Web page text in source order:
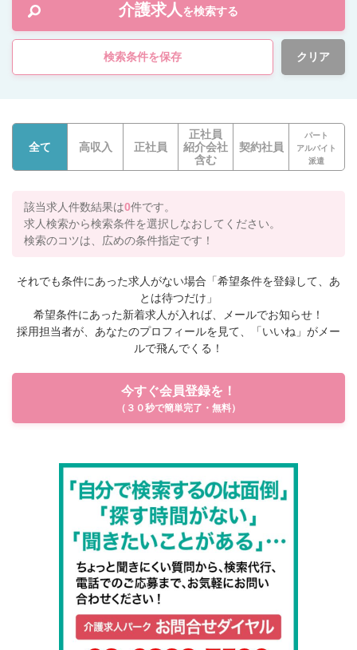
介護求人 を検索する
検索条件を保存 クリア
全て 高収入 正社員
正社員
紹介会社
含む
契約社員
パート
アルバイト
派遣
該当求人件数結果は0件です。
求人検索から検索条件を選択しなおしてください。
検索のコツは、広めの条件指定です！
それでも条件にあった求人がない場合「希望条件を登録して、あ
とは待つだけ」
希望条件にあった新着求人が入れば、メールでお知らせ！
採用担当者が、あなたのプロフィールを見て、「いいね」がメー
ルで飛んでくる！
今すぐ会員登録を！
（３０秒で簡単完了・無料）